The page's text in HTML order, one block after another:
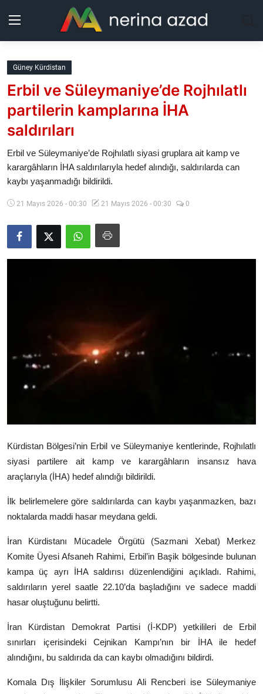
Kurdistan
Bölgeler
Yaşam
Güncel
Analiz
Makaleler
Galeri
İletişim
Türkçe
Güney Kürdistan
Erbil ve Süleymaniye’de Rojhılatlı
partilerin kamplarına İHA
saldırıları
Erbil ve Süleymaniye’de Rojhılatlı siyasi gruplara ait kamp ve
karargâhların İHA saldırılarıyla hedef alındığı, saldırılarda can
kaybı yaşanmadığı bildirildi.
21 Mayıs 2026 - 00:30 21 Mayıs 2026 - 00:30 0
Kürdistan Bölgesi’nin Erbil ve Süleymaniye kentlerinde, Rojhılatlı
siyasi partilere ait kamp ve karargâhların insansız hava
araçlarıyla (İHA) hedef alındığı bildirildi.
İlk belirlemelere göre saldırılarda can kaybı yaşanmazken, bazı
noktalarda maddi hasar meydana geldi.
İran Kürdistanı Mücadele Örgütü (Sazmani Xebat) Merkez
Komite Üyesi Afsaneh Rahimi, Erbil’in Başik bölgesinde bulunan
kampa üç ayrı İHA saldırısı düzenlendiğini açıkladı. Rahimi,
saldırıların yerel saatle 22.10’da başladığını ve sadece maddi
hasar oluştuğunu belirtti.
İran Kürdistan Demokrat Partisi (İ-KDP) yetkilileri de Erbil
sınırları içerisindeki Cejnikan Kampı’nın bir İHA ile hedef
alındığını, bu saldırıda da can kaybı olmadığını bildirdi.
Komala Dış İlişkiler Sorumlusu Ali Rencberi ise Süleymaniye